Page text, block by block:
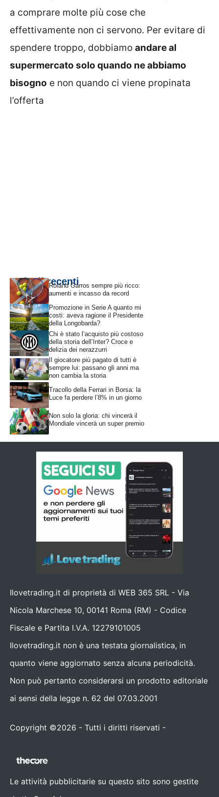
a comprare molte più cose che
effettivamente non ci servono. Per evitare di
spendere troppo, dobbiamo andare al
supermercato solo quando ne abbiamo
bisogno e non quando ci viene propinata
l’offerta
Articoli recentiRoland Garros sempre più ricco:
aumenti e incasso da record
Promozione in Serie A quanto mi
costi: aveva ragione il Presidente
della Longobarda?
Chi è stato l’acquisto più costoso
della storia dell’Inter? Croce e
delizia dei nerazzurri
Il giocatore più pagato di tutti è
sempre lui: passano gli anni ma
non cambia la storia
Tracollo della Ferrari in Borsa: la
Luce fa perdere l’8% in un giorno
Non solo la gloria: chi vincerà il
Mondiale vincerà un super premio
Ilovetrading.it di proprietà di WEB 365 SRL - Via
Nicola Marchese 10, 00141 Roma (RM) - Codice
Fiscale e Partita I.V.A. 12279101005
Ilovetrading.it non è una testata giornalistica, in
quanto viene aggiornato senza alcuna periodicità.
Non può pertanto considerarsi un prodotto editoriale
ai sensi della legge n. 62 del 07.03.2001
Copyright ©2026 - Tutti i diritti riservati -
Le attività pubblicitarie su questo sito sono gestite